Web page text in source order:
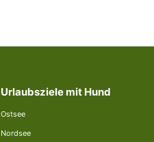
Urlaubsziele mit Hund
Ostsee
Nordsee